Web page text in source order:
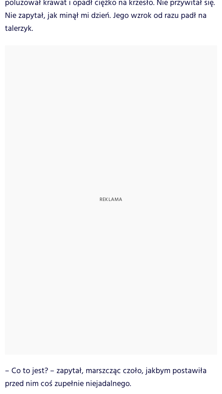
poluzował krawat i opadł ciężko na krzesło. Nie przywitał się.
Nie zapytał, jak minął mi dzień. Jego wzrok od razu padł na
talerzyk.
– Co to jest? – zapytał, marszcząc czoło, jakbym postawiła
przed nim coś zupełnie niejadalnego.